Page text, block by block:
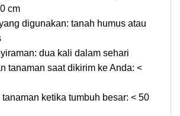
cm
digunakan: tanah humus atau
dua kali dalam sehari
tanaman saat dikirim ke Anda: <
tanaman ketika tumbuh besar: < 50